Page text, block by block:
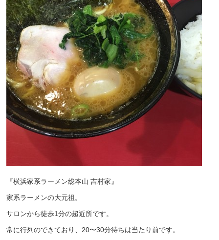
『横浜家系ラーメン総本山 吉村家』
家系ラーメンの大元祖。
サロンから徒歩1分の超近所です。
常に行列のできており、20〜30分待ちは当たり前です。